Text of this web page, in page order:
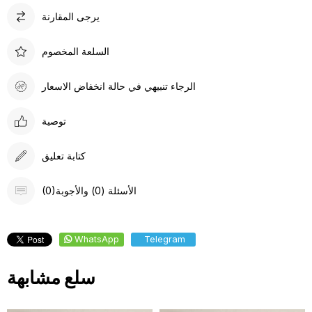
يرجى المقارنة
السلعة المخصوم
الرجاء تنبيهي في حالة انخفاض الاسعار
توصية
كتابة تعليق
(0)الأسئلة (0) والأجوبة
WhatsApp Telegram
سلع مشابهة